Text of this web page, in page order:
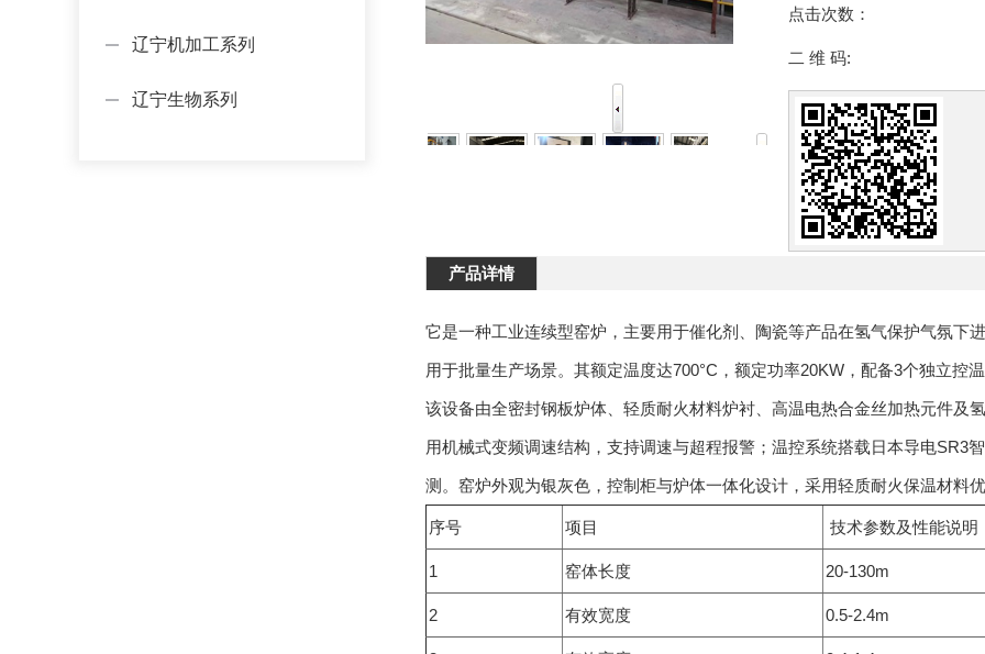
辽宁机加工系列
辽宁生物系列
点击次数：
二 维 码:
产品详情
它是一种工业连续型窑炉，主要用于催化剂、陶瓷等产品在氢气保护气氛下
用于批量生产场景。其额定温度达700°C，额定功率20KW，配备3个独立
该设备由全密封钢板炉体、轻质耐火材料炉衬、高温电热合金丝加热元件及
用机械式变频调速结构，支持调速与超程报警；温控系统搭载日本导电SR3
测。窑炉外观为银灰色，控制柜与炉体一体化设计，采用轻质耐火保温材料
序号 项目 技术参数及性能说明
1 窑体长度 20-130m
2 有效宽度 0.5-2.4m